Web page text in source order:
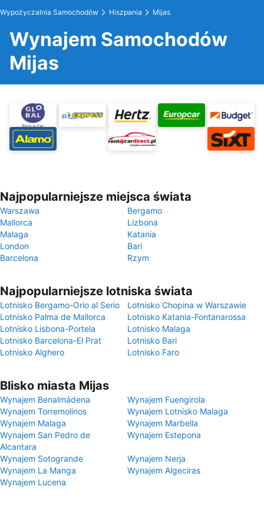
Wypożyczalnia Samochodów Hiszpania Mijas
Wynajem Samochodów
Mijas
Najpopularniejsze miejsca świata
Warszawa
Bergamo
Mallorca
Lizbona
Malaga
Katania
London
Bari
Barcelona
Rzym
Najpopularniejsze lotniska świata
Lotnisko Bergamo-Orio al Serio
Lotnisko Chopina w Warszawie
Lotnisko Palma de Mallorca
Lotnisko Katania-Fontanarossa
Lotnisko Lisbona-Portela
Lotnisko Malaga
Lotnisko Barcelona-El Prat
Lotnisko Bari
Lotnisko Alghero
Lotnisko Faro
Blisko miasta Mijas
Wynajem Benalmádena
Wynajem Fuengirola
Wynajem Torremolinos
Wynajem Lotnisko Malaga
Wynajem Malaga
Wynajem Marbella
Wynajem San Pedro de
Alcantara
Wynajem Estepona
Wynajem Sotogrande
Wynajem Nerja
Wynajem La Manga
Wynajem Algeciras
Wynajem Lucena